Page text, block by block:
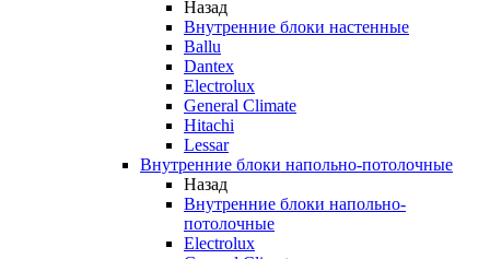
Назад
Внутренние блоки настенные
Ballu
Dantex
Electrolux
General Climate
Hitachi
Lessar
Внутренние блоки напольно-потолочные
Назад
Внутренние блоки напольно-
потолочные
Electrolux